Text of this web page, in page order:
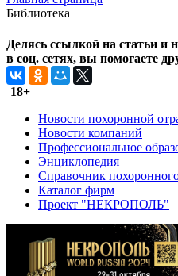
Библиотека
Делясь ссылкой на статьи и
в соц. сетях, вы помогаете
18+
Новости похоронной
Новости компаний
Профессиональное
Энциклопедия
Справочник
Каталог фирм
Проект "НЕКРОПОЛЬ"